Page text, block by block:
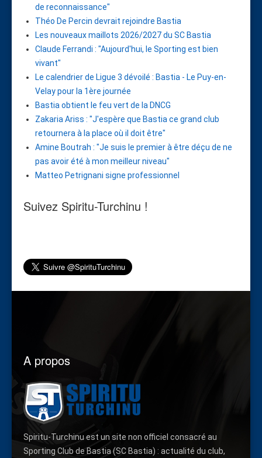
de reconnaissance"
Théo De Percin devrait rejoindre Bastia
Les nouveaux maillots 2026/2027 du SC Bastia
Claude Ferrandi : "Aujourd'hui, le Sporting est bien
vivant"
Le calendrier de Ligue 3 dévoilé : Bastia - Le Puy-en-
Velay pour la 1ère journée
Bastia obtient le feu vert de la DNCG
Zakaria Ariss : "J'espère que Bastia ce grand club
retournera à la place où il doit être"
Amine Boutrah : "Je suis le premier à être déçu de ne
pas avoir été à mon meilleur niveau"
Matteo Petrignani signe professionnel
Suivez Spiritu-Turchinu !
A propos
Spiritu-Turchinu est un site non officiel consacré au
Sporting Club de Bastia (SC Bastia) : actualité du club,